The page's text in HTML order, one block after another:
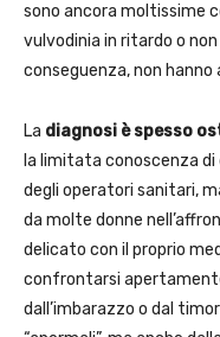
sono ancora moltissime
vulvodinia in ritardo o
conseguenza, non
La diagnosi è spesso
la limitata conoscenza
degli operatori sanitari,
da molte donne
delicato con il proprio
confrontarsi
dall’imbarazzo o dal